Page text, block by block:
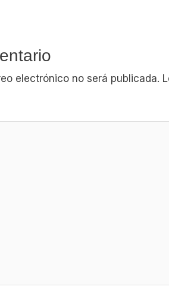
electrónico no será publicada.